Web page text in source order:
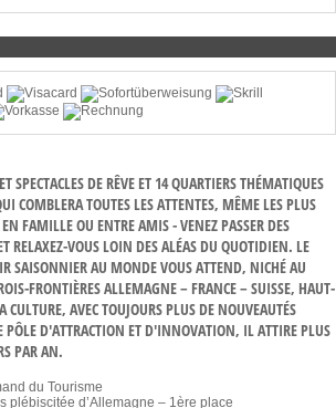
SPECTACLES DE RÊVE ET 14 QUARTIERS THÉMATIQUES
COMBLERA TOUTES LES ATTENTES, MÊME LES PLUS
FAMILLE OU ENTRE AMIS - VENEZ PASSER DES
RELAXEZ-VOUS LOIN DES ALÉAS DU QUOTIDIEN. LE
SAISONNIER AU MONDE VOUS ATTEND, NICHÉ AU
FRONTIÈRES ALLEMAGNE – FRANCE – SUISSE, HAUT-
AVEC TOUJOURS PLUS DE NOUVEAUTÉS
PÔLE D'ATTRACTION ET D'INNOVATION, IL ATTIRE PLUS
PAR AN.
du Tourisme
plébiscitée d’Allemagne – 1ère place